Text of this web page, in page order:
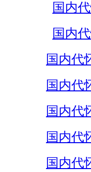
国内
国内
国内代
国内代
国内代
国内代
国内代